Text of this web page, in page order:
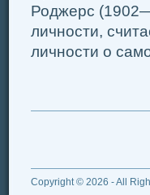
Роджерс
личности,
личности о
Copyright © 2026 - All